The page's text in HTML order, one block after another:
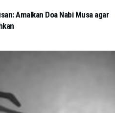
Amalkan Doa Nabi Musa agar